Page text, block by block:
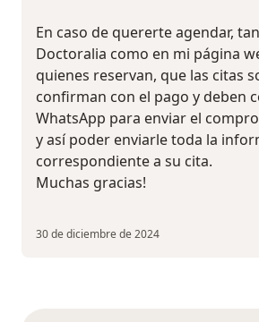
En caso de quererte agendar,
Doctoralia como en mi página
quienes reservan, que las citas
confirman con el pago y deben
WhatsApp para enviar el
y así poder enviarle toda la
correspondiente a su cita.
Muchas gracias!
30 de diciembre de 2024